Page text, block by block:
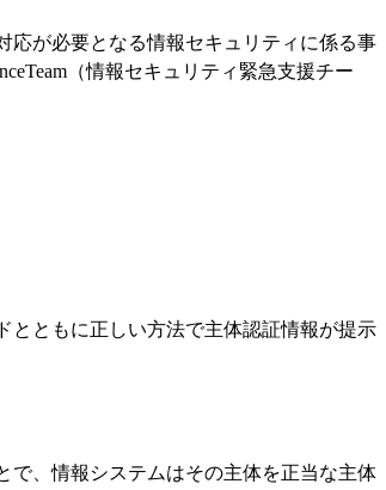
が必要となる情報セキュリティに係る事
（情報セキュリティ緊急支援チー
ともに正しい方法で主体認証情報が提示
、情報システムはその主体を正当な主体